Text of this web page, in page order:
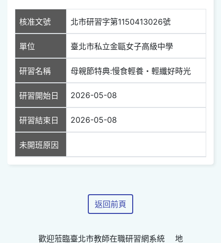
核准文號 北市研習字第1150413026號
單位 臺北市私立金甌女子高級中學
研習名稱 母親節特典:慢食輕養・輕纖好時光
研習開始日 2026-05-08
研習結束日 2026-05-08
未開班原因
返回前頁
歡迎蒞臨臺北市教師在職研習網系統 地